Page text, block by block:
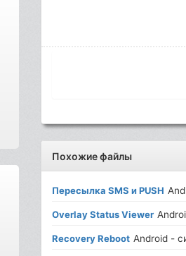
Похожие файлы
Пересылка SMS и PUSH
Overlay Status Viewer
Recovery Reboot Android -